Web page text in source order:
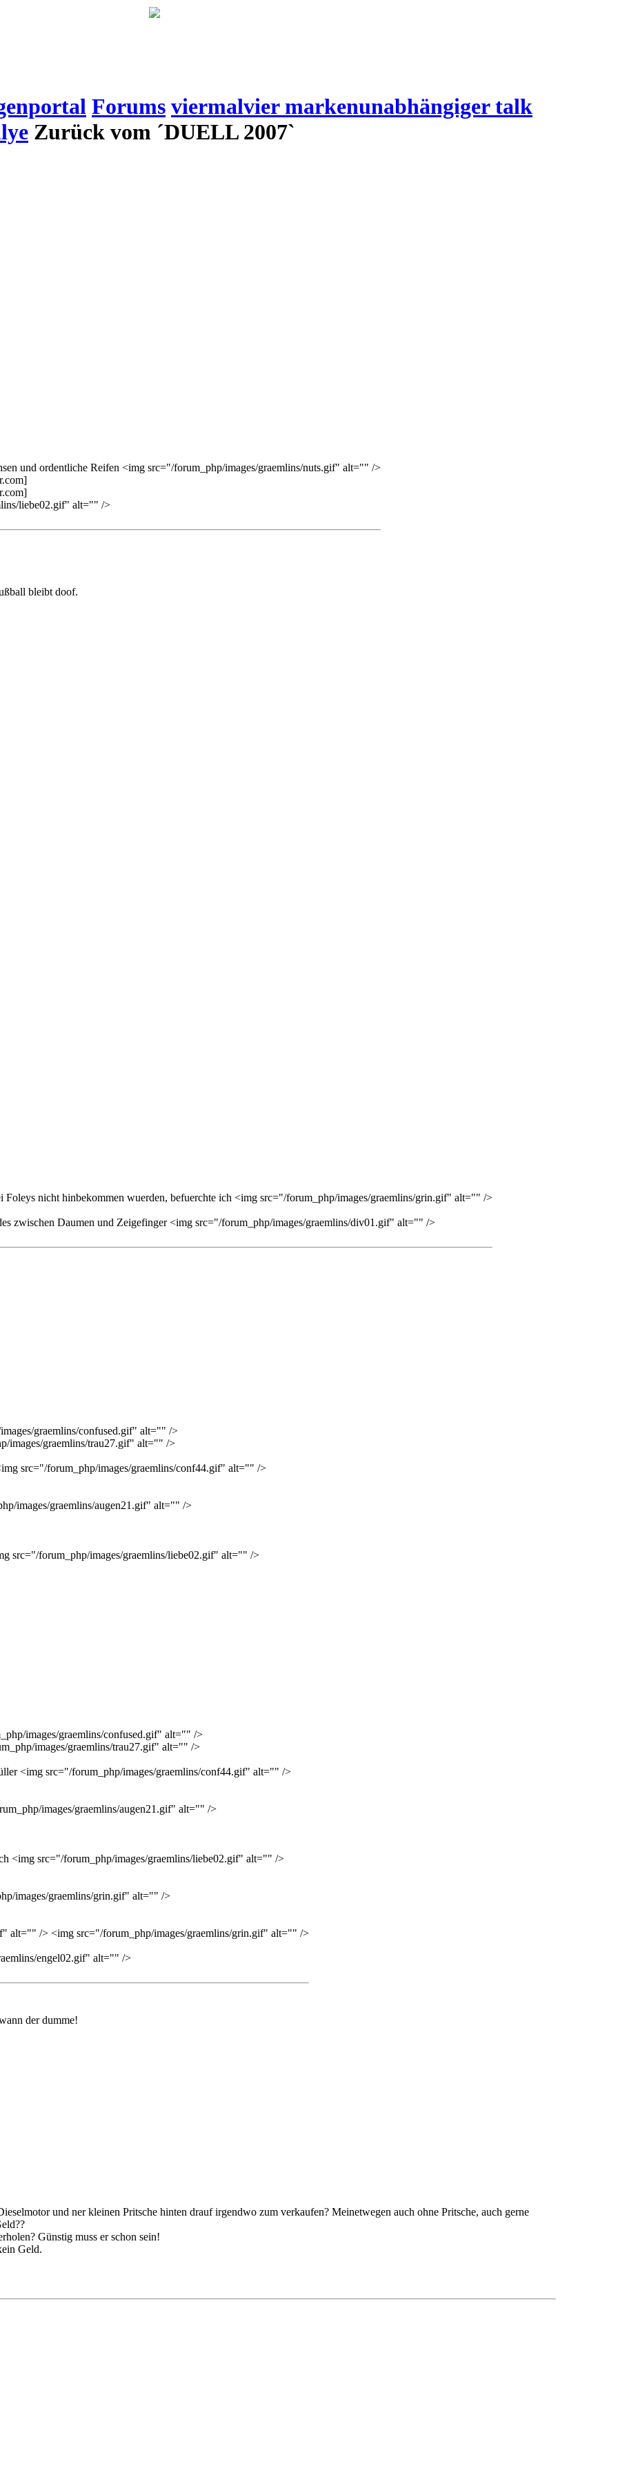
Forums viermalvier markenunabhängiger talk
Zurück vom ´DUELL 2007`
und ordentliche Reifen <img src="/forum_php/images/graemlins/nuts.gif" alt="" />
liebe02.gif" alt="" />
bleibt doof.
Foleys nicht hinbekommen wuerden, befuerchte ich <img src="/forum_php/images/graemlins/grin.gif" alt="" />
zwischen Daumen und Zeigefinger <img src="/forum_php/images/graemlins/div01.gif" alt="" />
graemlins/confused.gif" alt="" />
images/graemlins/trau27.gif" alt="" />
src="/forum_php/images/graemlins/conf44.gif" alt="" />
images/graemlins/augen21.gif" alt="" />
src="/forum_php/images/graemlins/liebe02.gif" alt="" />
images/graemlins/confused.gif" alt="" />
images/graemlins/trau27.gif" alt="" />
<img src="/forum_php/images/graemlins/conf44.gif" alt="" />
images/graemlins/augen21.gif" alt="" />
<img src="/forum_php/images/graemlins/liebe02.gif" alt="" />
images/graemlins/grin.gif" alt="" />
alt="" /> <img src="/forum_php/images/graemlins/grin.gif" alt="" />
engel02.gif" alt="" />
der dumme!
und ner kleinen Pritsche hinten drauf irgendwo zum verkaufen? Meinetwegen auch ohne Pritsche, auch gerne
Günstig muss er schon sein!
Geld.